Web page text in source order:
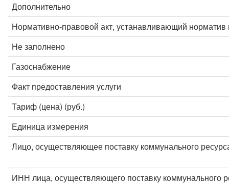
Дополнительно
Нормативно-правовой акт, устанавливающий норматив
Не заполнено
Газоснабжение
Факт предоставления услуги
Тариф (цена) (руб.)
Единица измерения
Лицо, осуществляющее поставку коммунального
ИНН лица, осуществляющего поставку коммунального